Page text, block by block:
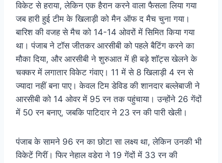
विकेट से हराया, लेकिन एक हैरान करने वाला फैसला लिया गया
जब हारी हुई टीम के खिलाड़ी को मैन ऑफ द मैच चुना गया।
बारिश की वजह से मैच को 14-14 ओवरों में सिमित किया गया
था। पंजाब ने टॉस जीतकर आरसीबी को पहले बैटिंग करने का
मौका दिया, और आरसीबी ने शुरुआत में ही बड़े शॉट्स खेलने के
चक्कर में लगातार विकेट गंवाए। 11 में से 8 खिलाड़ी 4 रन से
ज्यादा नहीं बना पाए। केवल टिम डेविड की शानदार बल्लेबाजी ने
आरसीबी को 14 ओवर में 95 रन तक पहुंचाया। उन्होंने 26 गेंदों
में 50 रन बनाए, जबकि पाटिदार ने 23 रन की पारी खेली।
पंजाब के सामने 96 रन का छोटा सा लक्ष्य था, लेकिन उनकी भी
विकेटें गिरीं। फिर नेहाल वडेरा ने 19 गेंदों में 33 रन की